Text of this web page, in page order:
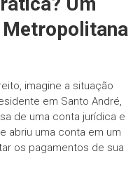
Metropolitana
imagine a situação
em Santo André,
de uma conta jurídica e
abriu uma conta em um
os pagamentos de sua